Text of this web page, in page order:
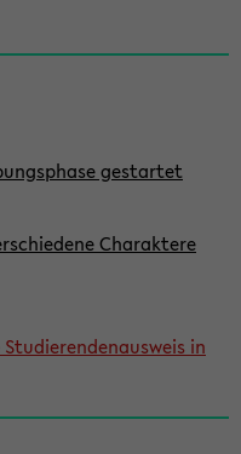
gestartet
Charaktere
in